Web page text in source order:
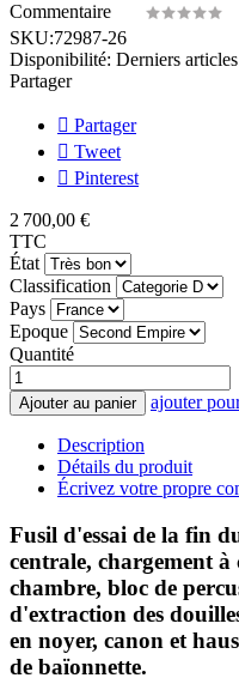
Commentaire
SKU:72987-26
Disponibilité: Derniers
Partager
Partager
Tweet
Pinterest
2 700,00 €
TTC
État
Classification
Pays
Epoque
Quantité
Ajouter au panier ajouter
Description
Détails du produit
Écrivez votre propre
Fusil d'essai de la fin
centrale, chargement à
chambre, bloc de
d'extraction des
en noyer, canon et
de baïonnette.